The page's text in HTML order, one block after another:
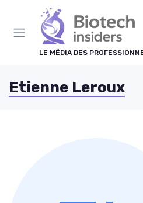
LE MÉDIA DES
Etienne Leroux
Panneau de gestion des cookies